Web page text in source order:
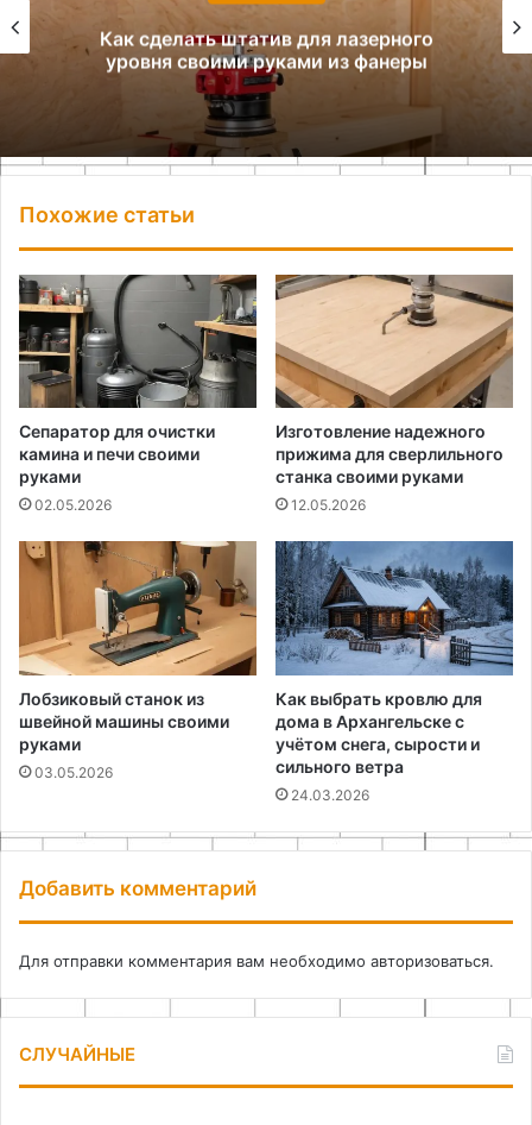
Как сделать штатив для лазерного
уровня своими руками из фанеры
Похожие статьи
Сепаратор для очистки
камина и печи своими
руками
02.05.2026
Изготовление надежного
прижима для сверлильного
станка своими руками
12.05.2026
Лобзиковый станок из
швейной машины своими
руками
03.05.2026
Как выбрать кровлю для
дома в Архангельске с
учётом снега, сырости и
сильного ветра
24.03.2026
Добавить комментарий
Для отправки комментария вам необходимо авторизоваться.
СЛУЧАЙНЫЕ